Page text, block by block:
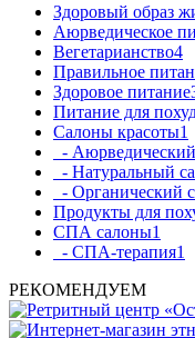
Здоровый образ
Аюрведическое
Вегетарианство4
Правильное
Здоровое питание
Питание для
Салоны красоты1
-
- Натуральный
- Органический
Продукты для
СПА салоны1
- СПА-терапия1
РЕКОМЕНДУЕМ